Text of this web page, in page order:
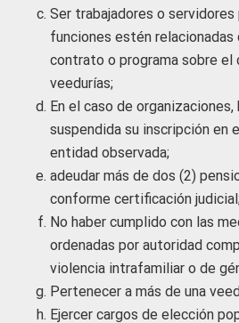
Ser trabajadores o servidores
funciones estén relacionadas
contrato o programa sobre el
veedurías;
En el caso de
suspendida su inscripción en
entidad observada;
adeudar más de dos (2)
conforme certificación
No haber cumplido con las
ordenadas por autoridad
violencia intrafamiliar o de
Pertenecer a más de una
Ejercer cargos de elección